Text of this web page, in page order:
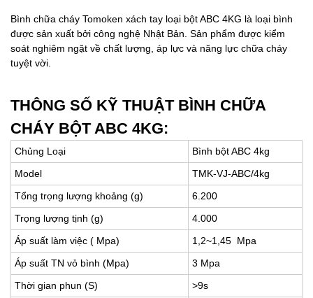
Bình chữa cháy Tomoken xách tay loại bột ABC 4KG là loại bình
được sản xuất bởi công nghệ Nhật Bản. Sản phẩm được kiểm
soát nghiêm ngặt về chất lượng, áp lực và năng lực chữa cháy
tuyệt vời.
THÔNG SỐ KỸ THUẬT BÌNH CHỮA
CHÁY BỘT ABC 4KG:
Chủng Loại
Bình bột ABC 4kg
Model
TMK-VJ-ABC/4kg
Tổng trọng lượng khoảng (g)
6.200
Trọng lượng tịnh (g)
4.000
Áp suất làm việc ( Mpa)
1,2~1,45 Mpa
Áp suất TN vỏ bình (Mpa)
3 Mpa
Thời gian phun (S)
>9s